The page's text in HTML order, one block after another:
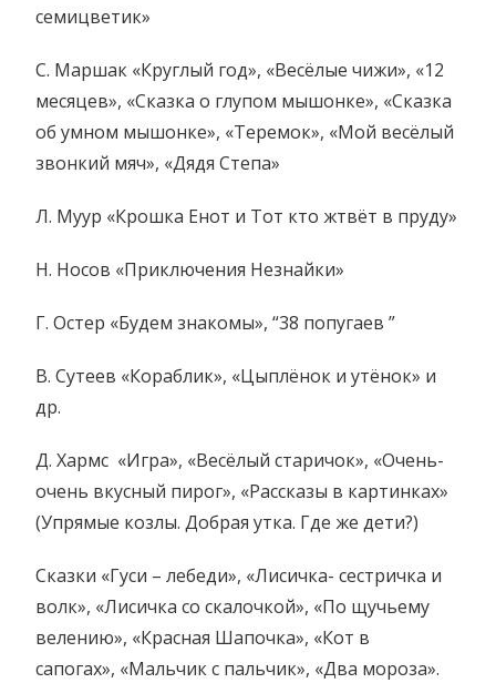
семицветик»
С. Маршак «Круглый год», «Весёлые чижи», «12
месяцев», «Сказка о глупом мышонке», «Сказка
об умном мышонке», «Теремок», «Мой весёлый
звонкий мяч», «Дядя Степа»
Л. Муур «Крошка Енот и Тот кто жтвёт в пруду»
Н. Носов «Приключения Незнайки»
Г. Остер «Будем знакомы», “38 попугаев ”
В. Сутеев «Кораблик», «Цыплёнок и утёнок» и
др.
Д. Хармс «Игра», «Весёлый старичок», «Очень-
очень вкусный пирог», «Рассказы в картинках»
(Упрямые козлы. Добрая утка. Где же дети?)
Сказки «Гуси – лебеди», «Лисичка- сестричка и
волк», «Лисичка со скалочкой», «По щучьему
велению», «Красная Шапочка», «Кот в
сапогах», «Мальчик с пальчик», «Два мороза».